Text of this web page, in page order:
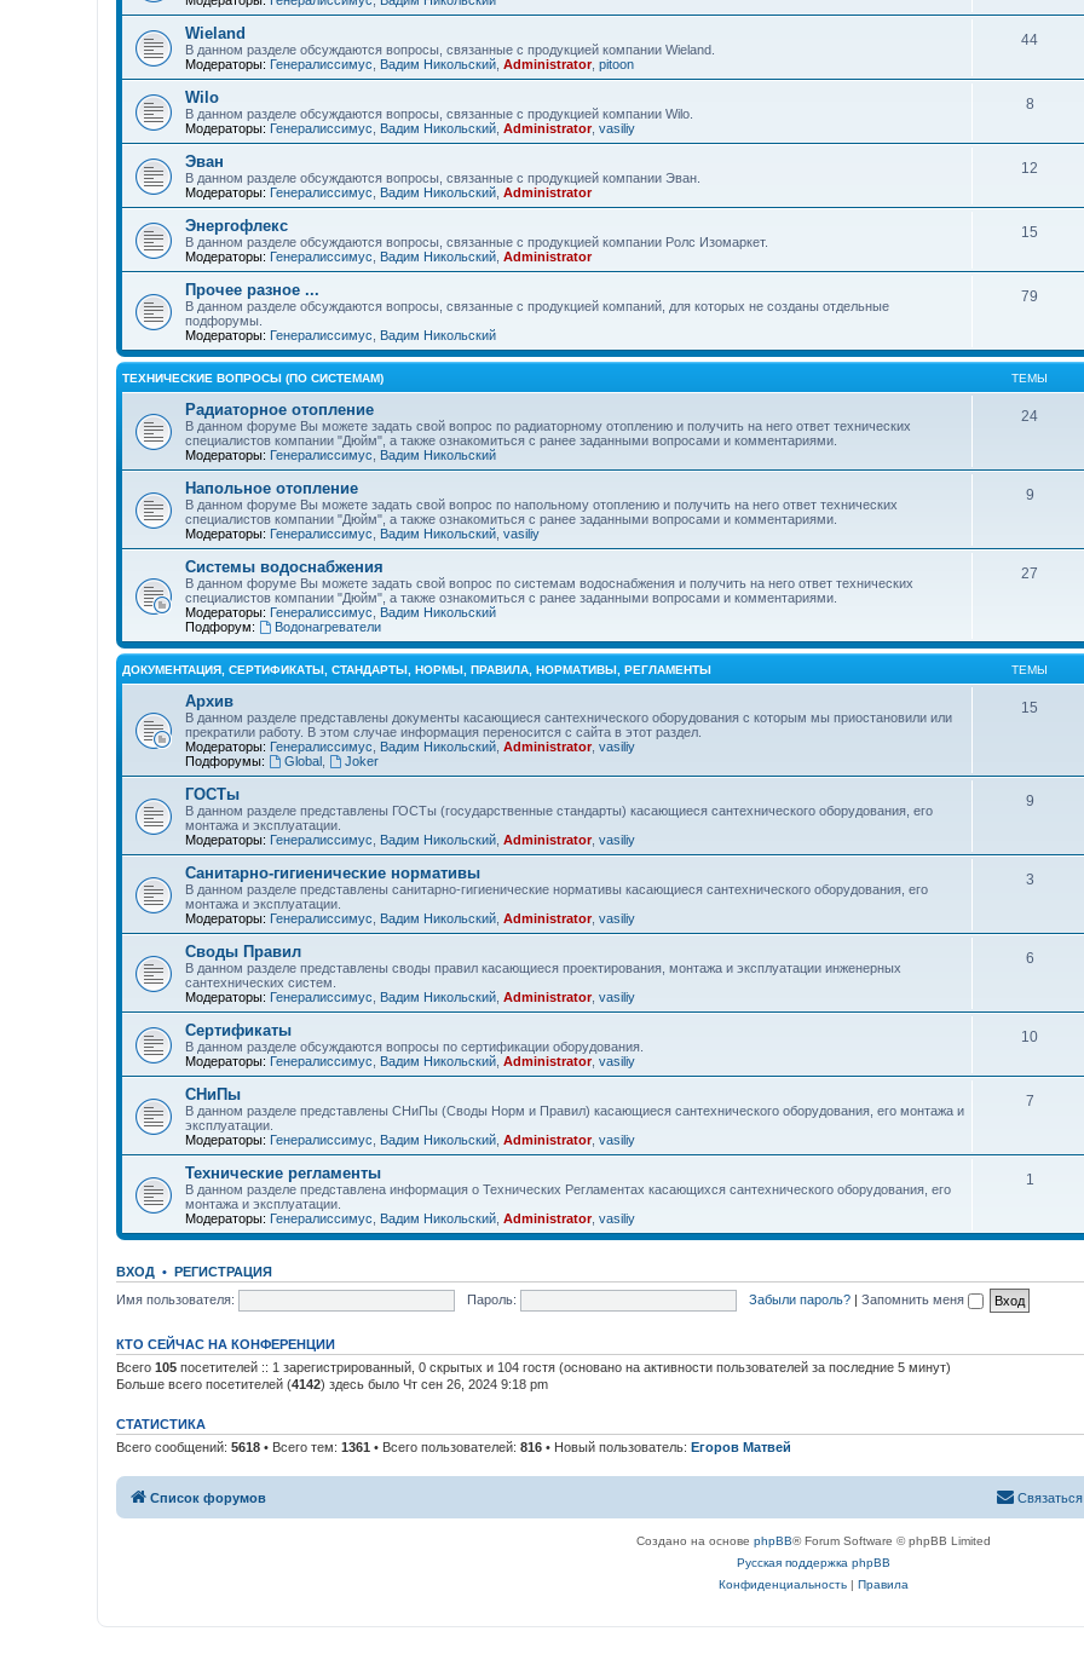
Wieland
В данном разделе обсуждаются вопросы, связанные с продукцией компании Wieland.
Модераторы: Генералиссимус Вадим Никольский Administrator, pitoon
44
Wilo
В данном разделе обсуждаются вопросы, связанные с продукцией компании Wilo.
Модераторы: Генералиссимус Вадим Никольский Administrator, vasiliy
8
Эван
В данном разделе обсуждаются вопросы, связанные с продукцией компании Эван.
Модераторы: Генералиссимус Вадим Никольский Administrator
12
Энергофлекс
В данном разделе обсуждаются вопросы, связанные с продукцией компании Ролс Изомаркет.
Модераторы: Генералиссимус Вадим Никольский Administrator
15
Прочее разное ...
В данном разделе обсуждаются вопросы, связанные с продукцией компаний, для которых не созданы отдельные
подфорумы.
Модераторы: Генералиссимус Вадим Никольский
79
ТЕХНИЧЕСКИЕ ВОПРОСЫ (ПО СИСТЕМАМ) ТЕМЫ
Радиаторное отопление
В данном форуме Вы можете задать свой вопрос по радиаторному отоплению и получить на него ответ технических
специалистов компании "Дюйм", а также ознакомиться с ранее заданными вопросами и комментариями.
Модераторы: Генералиссимус Вадим Никольский
24
Напольное отопление
В данном форуме Вы можете задать свой вопрос по напольному отоплению и получить на него ответ технических
специалистов компании "Дюйм", а также ознакомиться с ранее заданными вопросами и комментариями.
Модераторы: Генералиссимус Вадим Никольский vasiliy
9
Системы водоснабжения
В данном форуме Вы можете задать свой вопрос по системам водоснабжения и получить на него ответ технических
специалистов компании "Дюйм", а также ознакомиться с ранее заданными вопросами и комментариями.
Модераторы: Генералиссимус
Вадим Никольский
Подфорум:
Водонагреватели
27
ДОКУМЕНТАЦИЯ, СЕРТИФИКАТЫ, СТАНДАРТЫ, НОРМЫ, ПРАВИЛА, НОРМАТИВЫ, РЕГЛАМЕНТЫ ТЕМЫ
Архив
В данном разделе представлены документы касающиеся сантехнического оборудования с которым мы приостановили или
прекратили работу. В этом случае информация переносится с сайта в этот раздел.
Модераторы: Генералиссимус Вадим Никольский Administrator, vasiliy
Подфорумы:
Global, Joker
15
ГОСТы
В данном разделе представлены ГОСТы (государственные стандарты) касающиеся сантехнического оборудования, его
монтажа и эксплуатации.
Модераторы: Генералиссимус Вадим Никольский Administrator, vasiliy
9
Санитарно-гигиенические нормативы
В данном разделе представлены санитарно-гигиенические нормативы касающиеся сантехнического оборудования, его
монтажа и эксплуатации.
Модераторы: Генералиссимус Вадим Никольский Administrator, vasiliy
3
Своды Правил
В данном разделе представлены своды правил касающиеся проектирования, монтажа и эксплуатации инженерных
сантехнических систем.
Модераторы: Генералиссимус Вадим Никольский Administrator, vasiliy
6
Сертификаты
В данном разделе обсуждаются вопросы по сертификации оборудования.
Модераторы: Генералиссимус Вадим Никольский Administrator, vasiliy
10
СНиПы
В данном разделе представлены СНиПы (Своды Норм и Правил) касающиеся сантехнического оборудования, его монтажа и
эксплуатации.
Модераторы: Генералиссимус Вадим Никольский Administrator, vasiliy
7
Технические регламенты
В данном разделе представлена информация о Технических Регламентах касающихся сантехнического оборудования, его
монтажа и эксплуатации.
Модераторы: Генералиссимус Вадим Никольский Administrator, vasiliy
1
ВХОД • РЕГИСТРАЦИЯ
Имя пользователя:
Пароль: Забыли пароль? | Запомнить меня
КТО СЕЙЧАС НА КОНФЕРЕНЦИИ
Всего 105 посетителей :: 1 зарегистрированный, 0 скрытых и 104 гостя (основано на активности пользователей за последние 5 минут)
Больше всего посетителей (4142) здесь было Чт сен 26, 2024 9:18 pm
СТАТИСТИКА
Всего сообщений: 5618 • Всего тем: 1361 • Всего пользователей: 816 • Новый пользователь: Егоров Матвей
Список форумов
Создано на основе phpBB® Forum Software © phpBB Limited
Русская поддержка phpBB
Конфиденциальность| Правила